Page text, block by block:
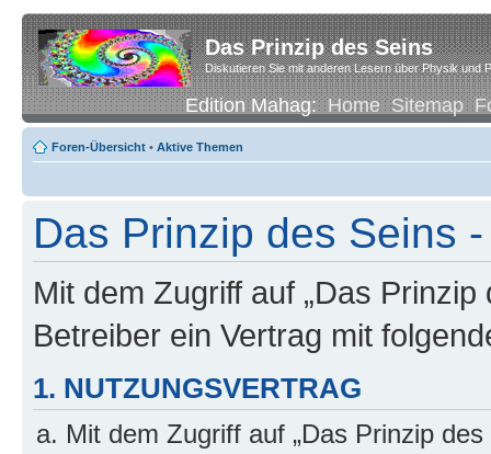
Das Prinzip des Seins
Diskutieren Sie mit anderen Lesern über Physik und
Edition Mahag:Home Sitemap
Foren-Übersicht • Aktive Themen
Das Prinzip des Seins
Mit dem Zugriff auf „Das
Betreiber ein Vertrag mit
1. NUTZUNGSVERTRAG
Mit dem Zugriff auf „Das Prinzip